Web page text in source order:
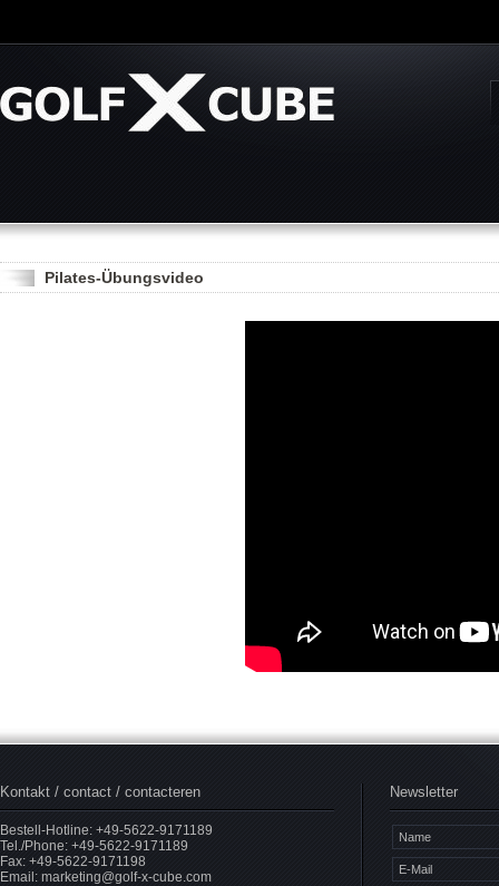
Pilates-Übungsvideo
Kontakt / contact / contacteren
Bestell-Hotline: +49-5622-9171189
Tel./Phone: +49-5622-9171189
Fax: +49-5622-9171198
Email: marketing@golf-x-cube.com
Newsletter